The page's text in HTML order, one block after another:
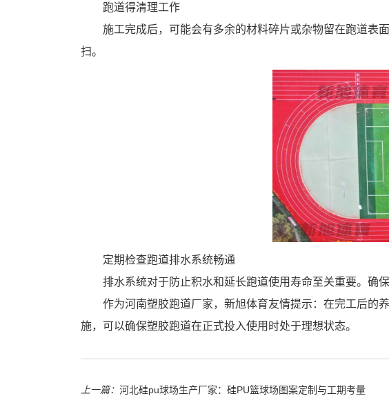
跑道得清理工作
施工完成后，可能会有多余的材料碎片或杂物留在跑道表
扫。
定期检查跑道排水系统畅通
排水系统对于防止积水和延长跑道使用寿命至关重要。确
作为河南塑胶跑道厂家，新旭体育友情提示：在完工后的
施，可以确保塑胶跑道在正式投入使用时处于理想状态。
上一篇： 河北硅pu球场生产厂家：硅PU篮球场图案定制与工期考量